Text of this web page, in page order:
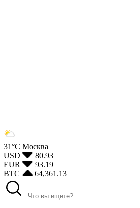
31°С Москва
USD
80.93
EUR
93.19
BTC
64,361.13